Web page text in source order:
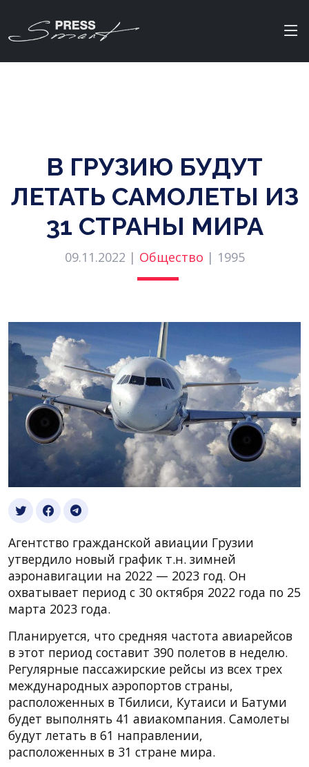
В ГРУЗИЮ БУДУТ
ЛЕТАТЬ САМОЛЕТЫ ИЗ
31 СТРАНЫ МИРА
09.11.2022 | Общество | 1995
Агентство гражданской авиации Грузии
утвердило новый график т.н. зимней
аэронавигации на 2022 — 2023 год. Он
охватывает период с 30 октября 2022 года по 25
марта 2023 года.
Планируется, что средняя частота авиарейсов
в этот период составит 390 полетов в неделю.
Регулярные пассажирские рейсы из всех трех
международных аэропортов страны,
расположенных в Тбилиси, Кутаиси и Батуми
будет выполнять 41 авиакомпания. Самолеты
будут летать в 61 направлении,
расположенных в 31 стране мира.